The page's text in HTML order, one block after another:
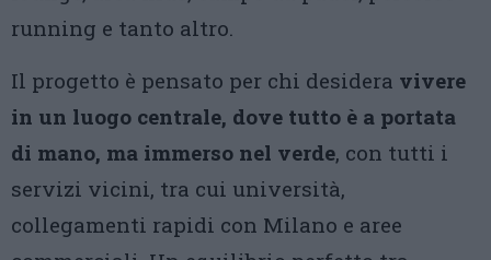
running e tanto altro.
Il progetto è pensato per chi desidera vivere
in un luogo centrale, dove tutto è a portata
di mano, ma immerso nel verde, con tutti i
servizi vicini, tra cui università,
collegamenti rapidi con Milano e aree